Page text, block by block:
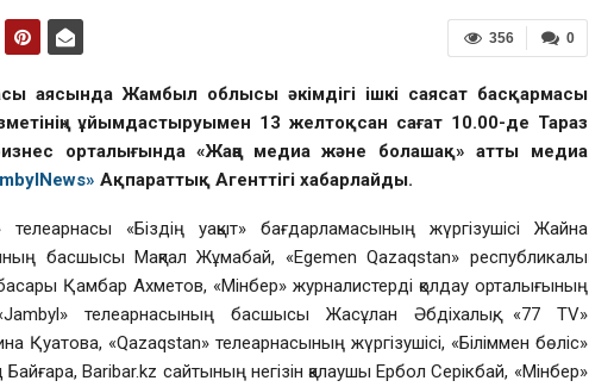
0
356
аясында Жамбыл облысы әкімдігі ішкі саясат басқармасы
ұйымдастыруымен 13 желтоқсан сағат 10.00-де Тараз
орталығында «Жаңа медиа және болашақ» атты медиа
Ақпараттық Агенттігі хабарлайды.
«Біздің уақыт» бағдарламасының жүргізушісі Жайна
басшысы Мақпал Жұмабай, «Egemen Qazaqstan» республикалық
Қамбар Ахметов, «Мінбер» журналистерді қолдау орталығының
телеарнасының басшысы Жасұлан Әбдіхалық, «77 TV»
Қуатова, «Qazaqstan» телеарнасының жүргізушісі, «Біліммен бөліс»
Baribar.kz сайтының негізін қалаушы Ербол Серікбай, «Мінбер»